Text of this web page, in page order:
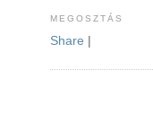
MEGOSZTÁS
Share